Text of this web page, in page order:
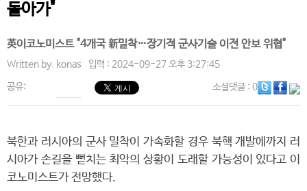
돌아가"
英이코노미스트 "4개국 新밀착…장기적 군사기술 이전 안보 위협"
Written by. konas 입력 : 2024-09-27 오후 3:27:45
공유: 소셜댓글: 0
북한과 러시아의 군사 밀착이 가속화할 경우 북핵 개발에까지 러
시아가 손길을 뻗치는 최악의 상황이 도래할 가능성이 있다고 이
코노미스트가 전망했다.